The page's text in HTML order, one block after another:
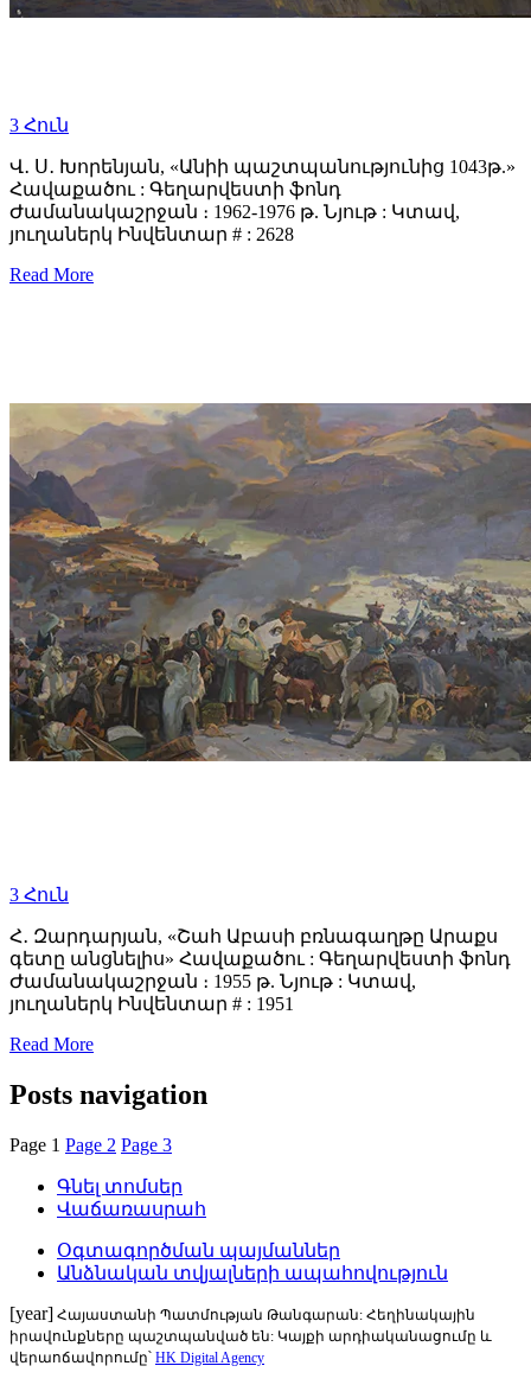
3 Հուն
Վ․ Ս․ Խորենյան, «Անիի պաշտպանությունից 1043թ.»
Հավաքածու : Գեղարվեստի ֆոնդ
Ժամանակաշրջան ։ 1962-1976 թ. Նյութ : Կտավ,
յուղաներկ Ինվենտար # : 2628
Read More
3 Հուն
Հ․ Զարդարյան, «Շահ Աբասի բռնագաղթը Արաքս
գետը անցնելիս» Հավաքածու : Գեղարվեստի ֆոնդ
Ժամանակաշրջան ։ 1955 թ. Նյութ : Կտավ,
յուղաներկ Ինվենտար # : 1951
Read More
Posts navigation
Page 1 Page 2 Page 3
Գնել տոմսեր
Վաճառասրահ
Օգտագործման պայմաններ
Անձնական տվյալների ապահովություն
[year] Հայաստանի Պատմության Թանգարան: Հեղինակային
իրավունքները պաշտպանված են: Կայքի արդիականացումը և
վերաոճավորումը՝ HK Digital Agency